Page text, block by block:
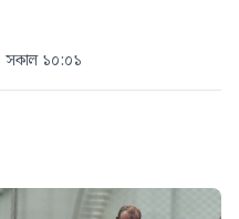
সকাল ১০:০১